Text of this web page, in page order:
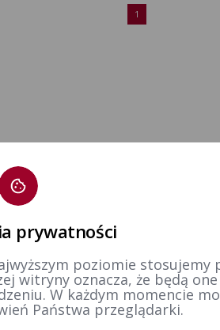
1
prywatności
poziomie stosujemy
witryny oznacza, że będą one
W każdym momencie
Państwa przeglądarki.